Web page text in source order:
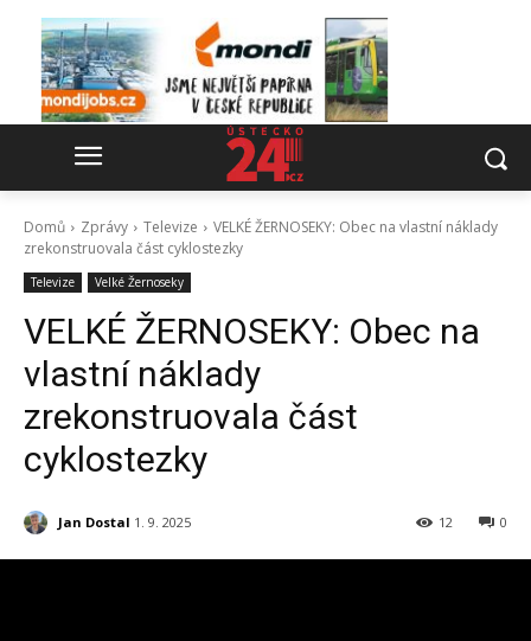
Domů Zprávy Televize
VELKÉ ŽERNOSEKY: Obec na vlastní náklady
zrekonstruovala část cyklostezky
Televize Velké Žernoseky
VELKÉ ŽERNOSEKY: Obec na
vlastní náklady
zrekonstruovala část
cyklostezky
Jan Dostal 1. 9. 2025 0
12